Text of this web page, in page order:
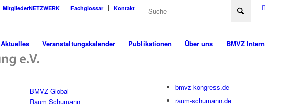
MitgliederNETZWERK Fachglossar Kontakt
Aktuelles Veranstaltungskalender Publikationen Über uns BMVZ Intern
BMVZ Global
Raum Schumann
bmvz-kongress.de
raum-schumann.de